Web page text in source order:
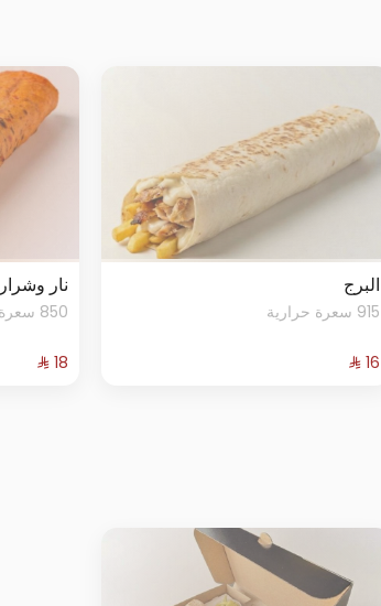
البرج
915 سعرة حرارية
نار وشرار
850 سعرة حرارية